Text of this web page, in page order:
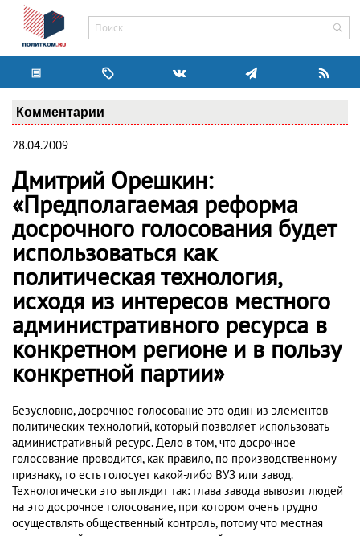
Комментарии
28.04.2009
Дмитрий Орешкин:
«Предполагаемая реформа
досрочного голосования будет
использоваться как
политическая технология,
исходя из интересов местного
административного ресурса в
конкретном регионе и в пользу
конкретной партии»
Безусловно, досрочное голосование это один из элементов
политических технологий, который позволяет использовать
административный ресурс. Дело в том, что досрочное
голосование проводится, как правило, по производственному
признаку, то есть голосует какой-либо ВУЗ или завод.
Технологически это выглядит так: глава завода вывозит людей
на это досрочное голосование, при котором очень трудно
осуществлять общественный контроль, потому что местная